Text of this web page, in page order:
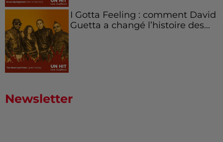
I Gotta Feeling : comment David
Guetta a changé l’histoire des...
Newsletter